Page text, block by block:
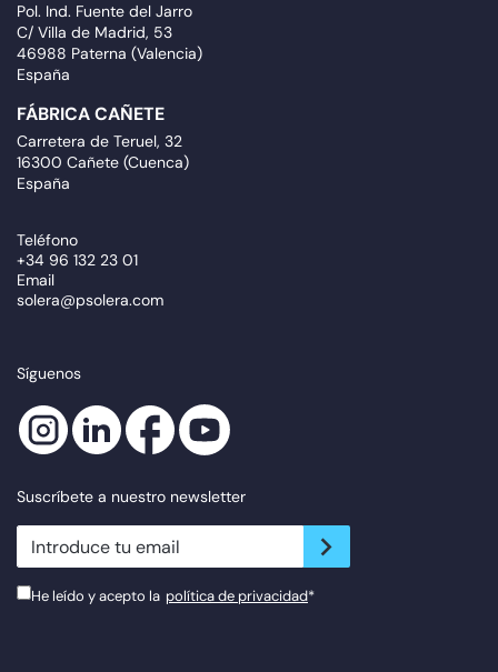
Pol. Ind. Fuente del Jarro
C/ Villa de Madrid, 53
46988 Paterna (Valencia)
España
FÁBRICA CAÑETE
Carretera de Teruel, 32
16300 Cañete (Cuenca)
España
Teléfono
+34 96 132 23 01
Email
solera@psolera.com
Síguenos
Suscríbete a nuestro newsletter
newsletter.suscribe
He leído y acepto la política de privacidad*